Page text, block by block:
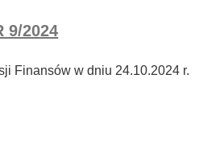
9/2024
Finansów w dniu 24.10.2024 r.